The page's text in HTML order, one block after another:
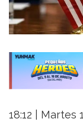
18:12 | Martes